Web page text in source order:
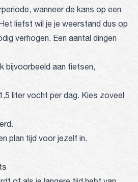
wanneer de kans op een
liefst wil je je weerstand dus op
verhogen. Een aantal dingen
bijvoorbeeld aan fietsen,
liter vocht per dag. Kies zoveel
plan tijd voor jezelf in.